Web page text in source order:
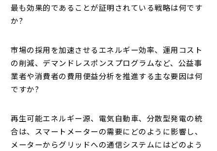
最も効果的であることが証明されている戦略は何です
か?
市場の採用を加速させるエネルギー効率、運用コスト
の削減、デマンドレスポンスプログラムなど、公益事
業者や消費者の費用便益分析を推進する主な要因は何
ですか?
再生可能エネルギー源、電気自動車、分散型発電の統
合は、スマートメーターの需要にどのように影響し、
メーターからグリッドへの通信システムにはどのよう